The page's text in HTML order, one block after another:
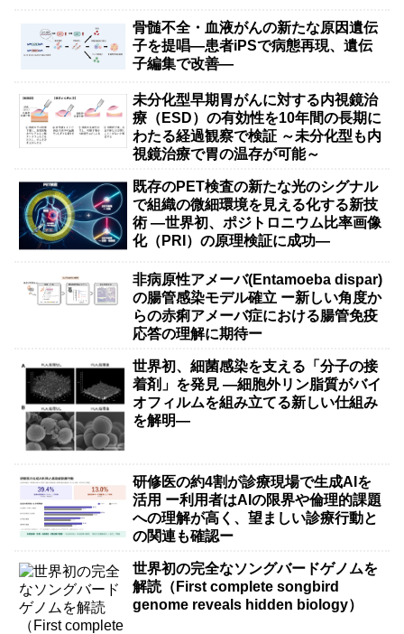
骨髄不全・血液がんの新たな原因遺伝
子を提唱―患者iPSで病態再現、遺伝
子編集で改善―
未分化型早期胃がんに対する内視鏡治
療（ESD）の有効性を10年間の長期に
わたる経過観察で検証 ～未分化型も内
視鏡治療で胃の温存が可能～
既存のPET検査の新たな光のシグナル
で組織の微細環境を見える化する新技
術 ―世界初、ポジトロニウム比率画像
化（PRI）の原理検証に成功―
非病原性アメーバ(Entamoeba dispar)
の腸管感染モデル確立 ー新しい角度か
らの赤痢アメーバ症における腸管免疫
応答の理解に期待ー
世界初、細菌感染を支える「分子の接
着剤」を発見 ―細胞外リン脂質がバイ
オフィルムを組み立てる新しい仕組み
を解明―
研修医の約4割が診療現場で生成AIを
活用 ー利用者はAIの限界や倫理的課題
への理解が高く、望ましい診療行動と
の関連も確認ー
世界初の完全なソングバードゲノムを
解読（First complete songbird
genome reveals hidden biology）